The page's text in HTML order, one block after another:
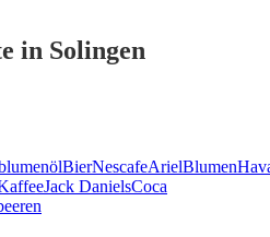
in Solingen
BierNescafeArielBlumen
Jack DanielsCoca